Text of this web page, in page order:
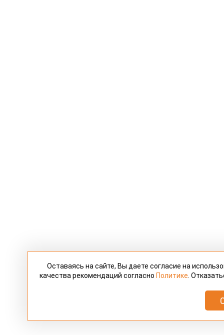
Оставаясь на сайте, Вы даете согласие на
качества рекомендаций согласно Политике .